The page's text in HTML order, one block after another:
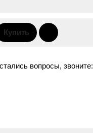
вопросы, звоните: